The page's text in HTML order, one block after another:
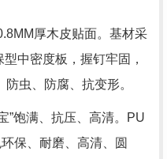
厚木皮贴面。基材采
中密度板，握钉牢固，
虫、防腐、抗变形。
”饱满、抗压、高清。
PU
保、耐磨、高清、圆